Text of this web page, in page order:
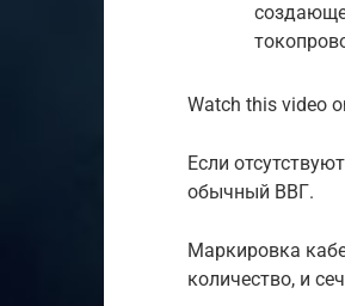
Watch this video
Если
обычный ВВГ.
Маркировка
количество, и